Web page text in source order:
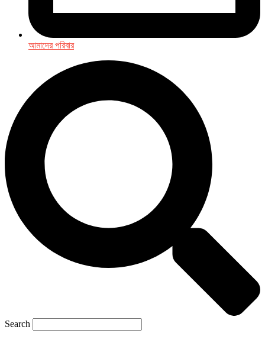
আমাদের পরিবার
Search